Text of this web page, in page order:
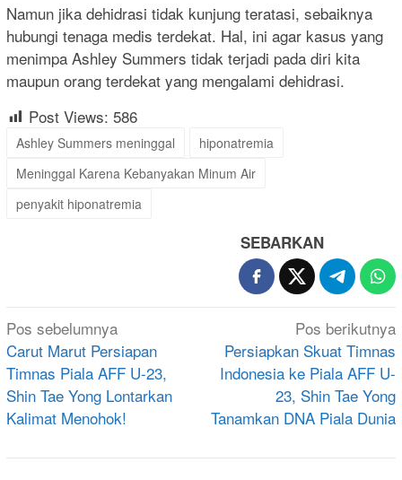
Namun jika dehidrasi tidak kunjung teratasi, sebaiknya
hubungi tenaga medis terdekat. Hal, ini agar kasus yang
menimpa Ashley Summers tidak terjadi pada diri kita
maupun orang terdekat yang mengalami dehidrasi.
Post Views: 586
Ashley Summers meninggal
hiponatremia
Meninggal Karena Kebanyakan Minum Air
penyakit hiponatremia
SEBARKAN
Navigasi
pos
Pos sebelumnya
Carut Marut Persiapan
Timnas Piala AFF U-23,
Shin Tae Yong Lontarkan
Kalimat Menohok!
Pos berikutnya
Persiapkan Skuat Timnas
Indonesia ke Piala AFF U-
23, Shin Tae Yong
Tanamkan DNA Piala Dunia